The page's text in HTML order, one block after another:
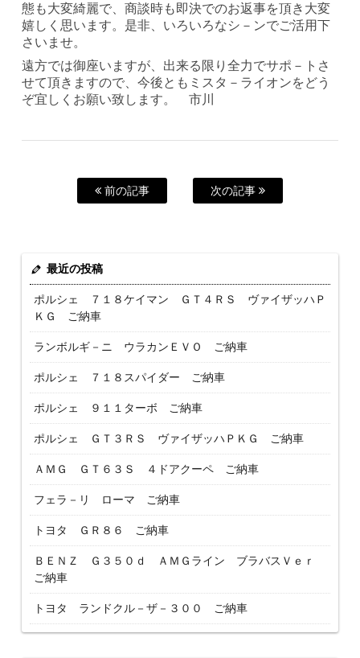
態も大変綺麗で、商談時も即決でのお返事を頂き大変
嬉しく思います。是非、いろいろなシ－ンでご活用下
さいませ。
遠方では御座いますが、出来る限り全力でサポ－トさ
せて頂きますので、今後ともミスタ－ライオンをどう
ぞ宜しくお願い致します。 市川
前の記事 次の記事
最近の投稿
ポルシェ ７１８ケイマン ＧＴ４ＲＳ ヴァイザッハＰ
ＫＧ ご納車
ランボルギ－ニ ウラカンＥＶＯ ご納車
ポルシェ ７１８スパイダー ご納車
ポルシェ ９１１ターボ ご納車
ポルシェ ＧＴ３ＲＳ ヴァイザッハＰＫＧ ご納車
ＡＭＧ ＧＴ６３Ｓ ４ドアクーペ ご納車
フェラ－リ ローマ ご納車
トヨタ ＧＲ８６ ご納車
ＢＥＮＺ Ｇ３５０ｄ ＡＭＧライン ブラバスＶｅｒ
ご納車
トヨタ ランドクル－ザ－３００ ご納車